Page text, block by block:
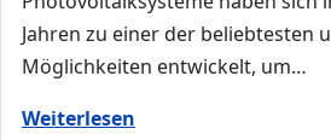
Jahren zu einer der beliebtesten
Möglichkeiten entwickelt, um…
Weiterlesen